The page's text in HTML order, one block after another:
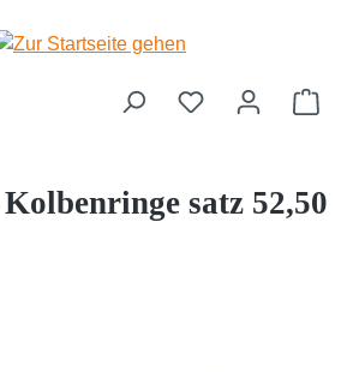
satz 52,50